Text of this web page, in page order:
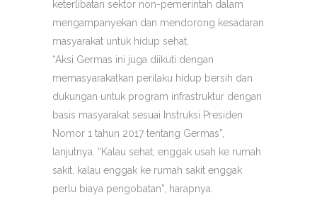
keterlibatan sektor non-pemerintah dalam
mengampanyekan dan mendorong kesadaran
masyarakat untuk hidup sehat.
“Aksi Germas ini juga diikuti dengan
memasyarakatkan perilaku hidup bersih dan
dukungan untuk program infrastruktur dengan
basis masyarakat sesuai Instruksi Presiden
Nomor 1 tahun 2017 tentang Germas”,
lanjutnya. “Kalau sehat, enggak usah ke rumah
sakit, kalau enggak ke rumah sakit enggak
perlu biaya pengobatan”, harapnya.